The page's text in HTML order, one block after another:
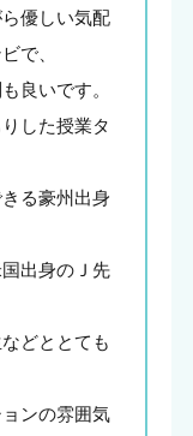
優しい気配
で、
良いです。
した授業タ
る豪州出身
出身のＪ先
どととても
ンの雰囲気